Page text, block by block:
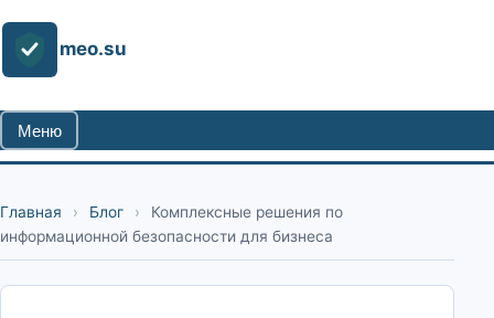
meo.su
Меню
Главная › Блог ›
Комплексные решения по
информационной безопасности для бизнеса